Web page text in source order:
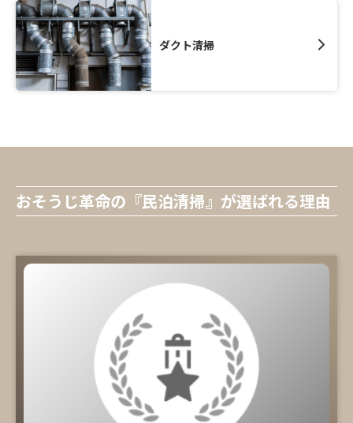
ダクト清掃
おそうじ革命の『民泊清掃』が選ばれる理由